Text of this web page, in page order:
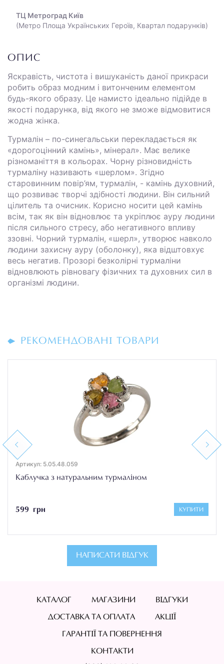
ТЦ Метроград Київ
(Метро Площа Українських Героїв, Квартал подарунків)
ОПИС
Яскравість, чистота і вишуканість даної прикраси
робить образ модним і витонченим елементом
будь-якого образу. Це намисто ідеально підійде в
якості подарунка, від якого не зможе відмовитися
жодна жінка.
Турмалін – по-синегальськи перекладається як
«дорогоцінний камінь», мінерал». Має велике
різноманіття в кольорах. Чорну різновидність
турмаліну називають «шерлом». Згідно
старовинним повір’ям, турмалін, - камінь духовний,
що розвиває творчі здібності людини. Він сильний
цілитель та очисник. Корисно носити цей камінь
всім, так як він відновлює та укріплює ауру людини
після сильного стресу, або негативного впливу
ззовні. Чорний турмалін, «шерл», утворює навколо
людини захисну ауру (оболонку), яка відштовхує
весь негатив. Прозорі безколірні турмаліни
відновлюють рівновагу фізичних та духовних сил в
організмі людини.
РЕКОМЕНДОВАНІ ТОВАРИ
Previous
Артикул: 5.05.48.059
Каблучка з натуральним турмаліном
599 грн КУПИТИ
Next
НАПИСАТИ ВІДГУК
КАТАЛОГ МАГАЗИНИ ВІДГУКИ
ДОСТАВКА ТА ОПЛАТА АКЦІЇ
ГАРАНТІЇ ТА ПОВЕРНЕННЯ
КОНТАКТИ